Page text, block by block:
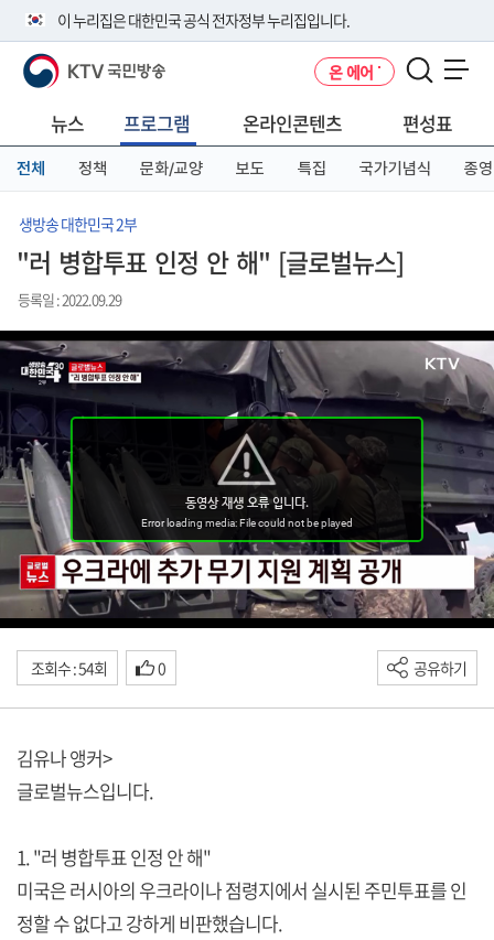
이 누리집은 대한민국 공식 전자정부 누리집입니다.
공식 누리집 주소 확인하기
니다.
이밖에 or.kr 또는 .kr등 다른 도메인 주소를 사용하고 있다면 아래 URL에
서 도메인 주소를 확인해 보세요
KTV 국민방송 온 에어
뉴스 프로그램 온라인콘텐츠 편성표
전체 정책 문화/교양 보도 특집 국가기념식 종영
생방송 대한민국 2부
"러 병합투표 인정 안 해" [글로벌뉴스]
등록일 : 2022.09.29
조회수 : 54회 0 공유하기
김유나 앵커>
글로벌뉴스입니다.
1. "러 병합투표 인정 안 해"
미국은 러시아의 우크라이나 점령지에서 실시된 주민투표를 인
정할 수 없다고 강하게 비판했습니다.